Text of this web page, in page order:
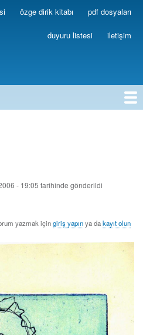
Ana
içeriğe
özge dirik kitabı pdf dosyaları
duyuru listesi iletişim
- 19:05 tarihinde gönderildi
yazmak içingiriş yapınya dakayıt olun